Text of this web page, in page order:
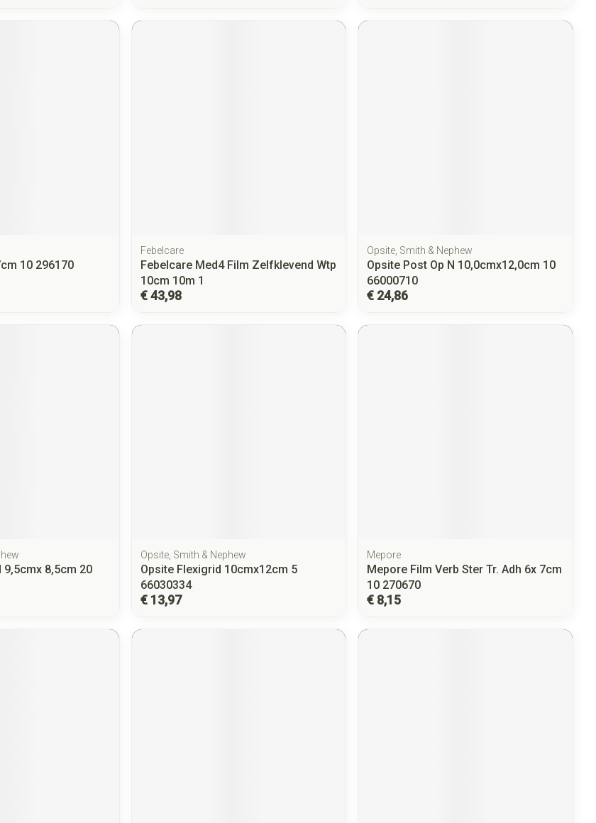
10 296170
Febelcare
Febelcare Med4 Film Zelfklevend Wtp
10cm 10m 1
€ 43,98
Opsite, Smith & Nephew
Opsite Post Op N 10,0cmx12,0cm 10
66000710
€ 24,86
9,5cmx 8,5cm 20
Opsite, Smith & Nephew
Opsite Flexigrid 10cmx12cm 5
66030334
€ 13,97
Mepore
Mepore Film Verb Ster Tr. Adh 6x 7cm
10 270670
€ 8,15